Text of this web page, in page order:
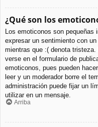
¿Qué son los
Los emoticonos son pequeñas
expresar un sentimiento con
mientras que :( denota
verse en el formulario de
emoticonos, pues pueden
leer y un moderador borre el
administración puede fijar un
utilizar en un mensaje.
Arriba